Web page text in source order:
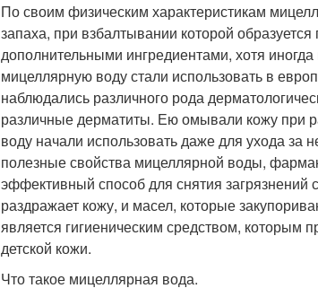
По своим физическим характеристикам
запаха, при взбалтывании которой
дополнительными ингредиентами, хотя
мицеллярную воду стали использовать в
наблюдались различного рода
различные дерматиты. Ею омывали кожу при
воду начали использовать даже для ухода
полезные свойства мицеллярной воды,
эффективный способ для снятия загрязнений
раздражает кожу, и масел, которые
является гигиеническим средством, которым
детской кожи.
Что такое мицеллярная вода.